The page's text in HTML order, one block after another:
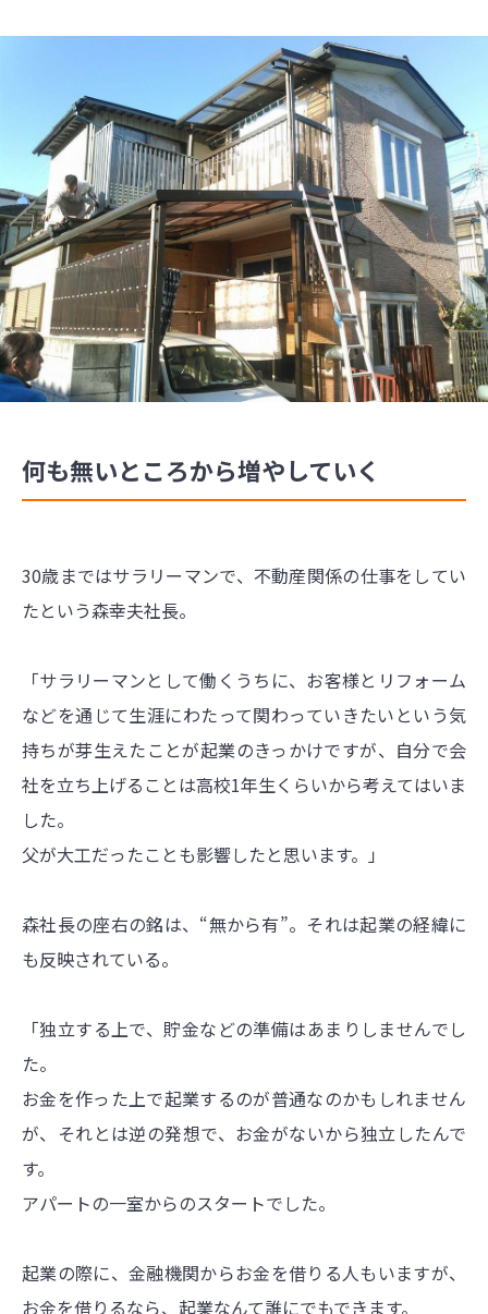
何も無いところから増やしていく
30歳まではサラリーマンで、不動産関係の仕事をしてい
たという森幸夫社長。
「サラリーマンとして働くうちに、お客様とリフォーム
などを通じて生涯にわたって関わっていきたいという気
持ちが芽生えたことが起業のきっかけですが、自分で会
社を立ち上げることは高校1年生くらいから考えてはいま
した。
父が大工だったことも影響したと思います。」
森社長の座右の銘は、“無から有”。それは起業の経緯に
も反映されている。
「独立する上で、貯金などの準備はあまりしませんでし
た。
お金を作った上で起業するのが普通なのかもしれません
が、それとは逆の発想で、お金がないから独立したんで
す。
アパートの一室からのスタートでした。
起業の際に、金融機関からお金を借りる人もいますが、
お金を借りるなら、起業なんて誰にでもできます。